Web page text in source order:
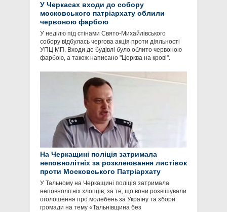
У Черкасах входи до собору
московського патріархату облили
червоною фарбою
У неділю під стінами Свято-Михайлівського
собору відбулась чергова акція проти діяльності
УПЦ МП. Входи до будівлі було облито червоною
фарбою, а також написано "Церква на крові".
На Черкащині поліція затримала
неповнолітніх за розклеювання листівок
проти Московського Патріархату
У Тальному на Черкащині поліція затримала
неповнолітніх хлопців, за те, що вони розвішували
оголошення про молебень за Україну та збори
громади на тему «Тальнівщина без